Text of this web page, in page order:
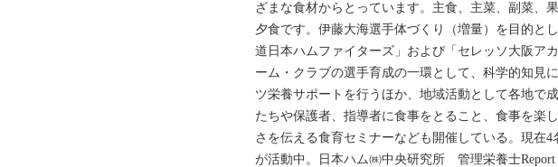
ざまな食材からとっています。主食、主菜、副菜、
夕食です。伊藤大海選手体づくり（増量）を目的と
道日本ハムファイターズ」および「セレッソ大阪ア
ーム・クラブの選手育成の一環として、科学的知見
ツ栄養サポートを行うほか、地域活動として各地で
たちや保護者、指導者に食事をとること、食事を楽
さを伝える食育セミナーなども開催している。現在4
が活動中。日本ハム㈱中央研究所 管理栄養士Report